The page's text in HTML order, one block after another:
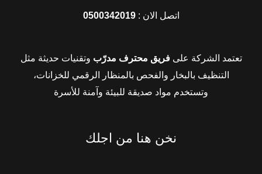
اتصل الان :0500342019
تعتمد الشركة علىفريق محترف مدرّب وتقنيات حديثة مثل
التنظيف بالبخار والفحص بالمنظار الرقمي للخزانات،
وتستخدم مواد صديقة للبيئة وآمنة للأسرة
نخن هنا من اجلك